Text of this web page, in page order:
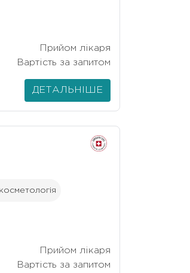
Прийом лікаря
Вартість за запитом
ДЕТАЛЬНІШЕ
Прийом лікаря
Вартість за запитом